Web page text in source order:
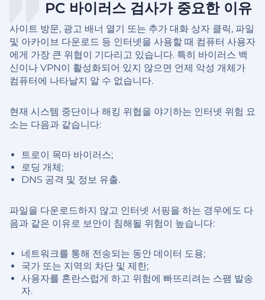
사이트 방문, 광고 배너 열기 또는 추가 대화 상자 클릭, 파일
및 아카이브 다운로드 등 인터넷을 사용할 때 컴퓨터 사용자
에게 가장 큰 위협이 기다리고 있습니다. 특히 바이러스 백
신이나 VPN이 활성화되어 있지 않으면 언제 악성 개체가
컴퓨터에 나타날지 알 수 없습니다.
현재 시스템 중단이나 해킹 위협을 야기하는 인터넷 위험 요
소는 다음과 같습니다:
트로이 목마 바이러스;
로딩 개체;
DNS 공격 및 정보 유출.
파일을 다운로드하지 않고 인터넷 서핑을 하는 경우에도 다
음과 같은 이유로 보안이 침해될 위험이 높습니다:
네트워크를 통해 전송되는 동안 데이터 도용;
국가 또는 지역의 차단 및 제한;
사용자를 혼란스럽게 하고 위험에 빠뜨리려는 스팸 발송
자.
PC 바이러스 검사가 중요한 이유